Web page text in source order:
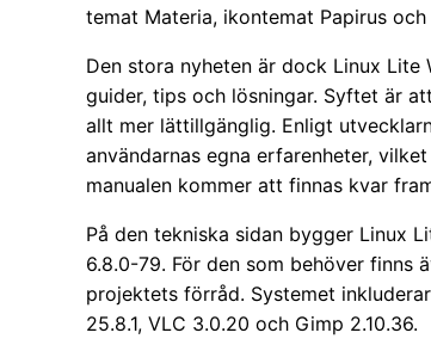
temat Materia, ikontemat Papirus
Den stora nyheten är dock Linux
guider, tips och lösningar. Syftet är
allt mer lättillgänglig. Enligt
användarnas egna erfarenheter,
manualen kommer att finnas kvar
På den tekniska sidan bygger Linux
6.8.0-79. För den som behöver finns
projektets förråd. Systemet
25.8.1, VLC 3.0.20 och Gimp 2.10.36.